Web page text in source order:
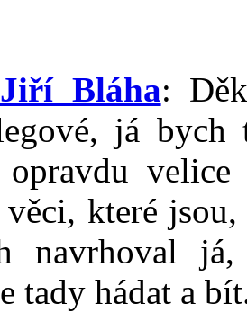
Bláha:
já
které
navrhoval
tady hádat a